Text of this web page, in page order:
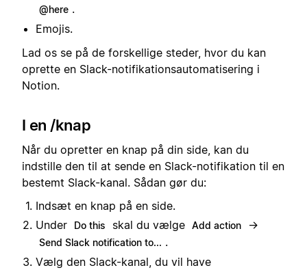
@here .
Emojis.
Lad os se på de forskellige steder, hvor du kan
oprette en Slack-notifikationsautomatisering i
Notion.
I en /knap
Når du opretter en knap på din side, kan du
indstille den til at sende en Slack-notifikation til en
bestemt Slack-kanal. Sådan gør du:
Indsæt en knap på en side.
Under
Do this skal du vælge Add action →
Send Slack notification to... .
Vælg den Slack-kanal, du vil have